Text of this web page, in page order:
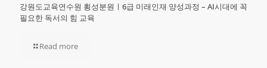
강원도교육연수원 횡성분원ㅣ6급 미래인재 양성과정 – AI시대에 꼭
필요한 독서의 힘 교육
Read more